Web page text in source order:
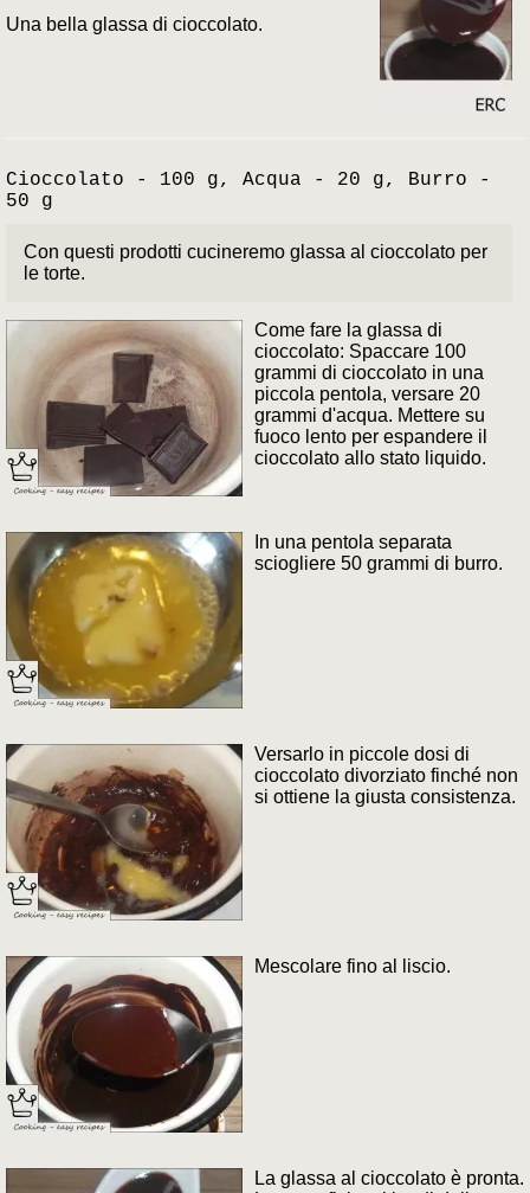
Una bella glassa di cioccolato.
Cioccolato - 100 g, Acqua - 20 g, Burro -
50 g
Con questi prodotti cucineremo glassa al cioccolato per
le torte.
Come fare la glassa di
cioccolato: Spaccare 100
grammi di cioccolato in una
piccola pentola, versare 20
grammi d'acqua. Mettere su
fuoco lento per espandere il
cioccolato allo stato liquido.
In una pentola separata
sciogliere 50 grammi di burro.
Versarlo in piccole dosi di
cioccolato divorziato finché non
si ottiene la giusta consistenza.
Mescolare fino al liscio.
La glassa al cioccolato è pronta.